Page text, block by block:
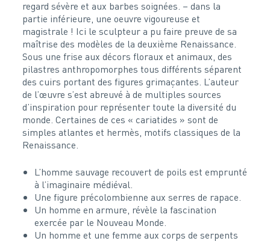
regard sévère et aux barbes soignées. – dans la
partie inférieure, une oeuvre vigoureuse et
magistrale ! Ici le sculpteur a pu faire preuve de sa
maîtrise des modèles de la deuxième Renaissance.
Sous une frise aux décors floraux et animaux, des
pilastres anthropomorphes tous différents séparent
des cuirs portant des figures grimaçantes. L’auteur
de l’œuvre s’est abreuvé à de multiples sources
d’inspiration pour représenter toute la diversité du
monde. Certaines de ces « cariatides » sont de
simples atlantes et hermès, motifs classiques de la
Renaissance.
L’homme sauvage recouvert de poils est emprunté
à l’imaginaire médiéval.
Une figure précolombienne aux serres de rapace.
Un homme en armure, révèle la fascination
exercée par le Nouveau Monde.
Un homme et une femme aux corps de serpents